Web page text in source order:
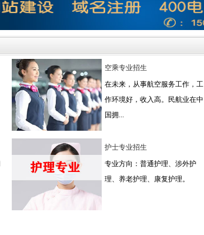
空乘专业招生
在未来，从事航空服务工作，工
作环境好，收入高。民航业在中
国拥...
护士专业招生
专业方向：普通护理、涉外护
理、养老护理、康复护理。